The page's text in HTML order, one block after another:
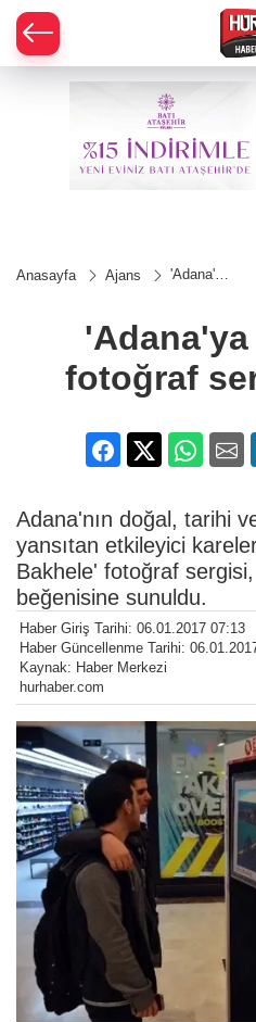
Anasayfa Ajans
'Adana'ya
sergisi
açıldı
fotoğraf
Adana'nın doğal, tarihi
yansıtan etkileyici
Bakhele' fotoğraf
beğenisine sunuldu.
Haber Giriş Tarihi: 06.01.2017 07:13
Haber Güncellenme Tarihi:
Kaynak: Haber Merkezi
hurhaber.com